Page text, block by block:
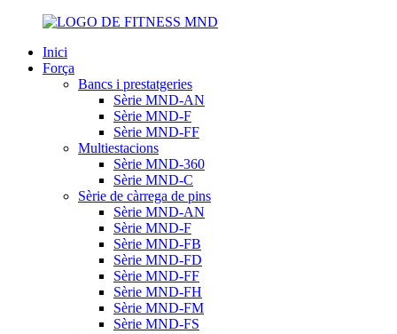
Inici
Força
Bancs i prestatgeries
Sèrie MND-AN
Sèrie MND-F
Sèrie MND-FF
Multiestacions
Sèrie MND-360
Sèrie MND-C
Sèrie de càrrega de pins
Sèrie MND-AN
Sèrie MND-F
Sèrie MND-FB
Sèrie MND-FD
Sèrie MND-FF
Sèrie MND-FH
Sèrie MND-FM
Sèrie MND-FS